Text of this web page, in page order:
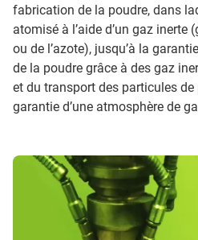
fabrication de la poudre, dans
atomisé à l’aide d’un gaz inerte
ou de l’azote), jusqu’à la
de la poudre grâce à des gaz
et du transport des particules
garantie d’une atmosphère de